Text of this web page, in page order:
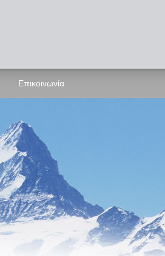
Επικοινωνία